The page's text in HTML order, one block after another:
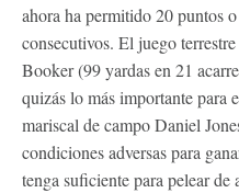
ahora ha permitido 20 puntos
consecutivos. El juego
Booker (99 yardas en 21
quizás lo más importante para
mariscal de campo Daniel
condiciones adversas para
tenga suficiente para pelear de